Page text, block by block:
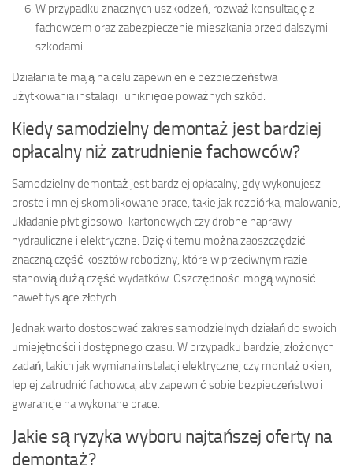
W przypadku znacznych uszkodzeń, rozważ konsultację z
fachowcem oraz zabezpieczenie mieszkania przed dalszymi
szkodami.
Działania te mają na celu zapewnienie bezpieczeństwa
użytkowania instalacji i uniknięcie poważnych szkód.
Kiedy samodzielny demontaż jest bardziej
opłacalny niż zatrudnienie fachowców?
Samodzielny demontaż jest bardziej opłacalny, gdy wykonujesz
proste i mniej skomplikowane prace, takie jak rozbiórka, malowanie,
układanie płyt gipsowo-kartonowych czy drobne naprawy
hydrauliczne i elektryczne. Dzięki temu można zaoszczędzić
znaczną część kosztów robocizny, które w przeciwnym razie
stanowią dużą część wydatków. Oszczędności mogą wynosić
nawet tysiące złotych.
Jednak warto dostosować zakres samodzielnych działań do swoich
umiejętności i dostępnego czasu. W przypadku bardziej złożonych
zadań, takich jak wymiana instalacji elektrycznej czy montaż okien,
lepiej zatrudnić fachowca, aby zapewnić sobie bezpieczeństwo i
gwarancje na wykonane prace.
Jakie są ryzyka wyboru najtańszej oferty na
demontaż?